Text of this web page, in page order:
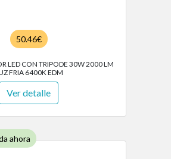
50.46€
LED CON TRIPODE 30W 2000 LM
FRIA 6400K EDM
Ver detalle
ahora